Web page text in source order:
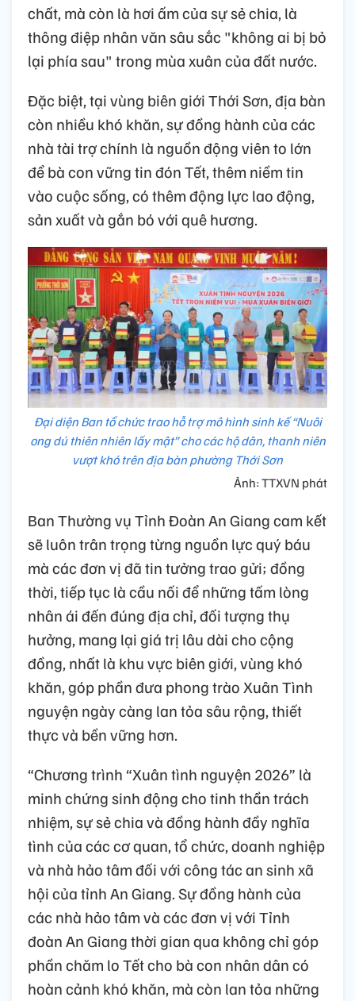
chất, mà còn là hơi ấm của sự sẻ chia, là
thông điệp nhân văn sâu sắc "không ai bị bỏ
lại phía sau" trong mùa xuân của đất nước.
Đặc biệt, tại vùng biên giới Thới Sơn, địa bàn
còn nhiều khó khăn, sự đồng hành của các
nhà tài trợ chính là nguồn động viên to lớn
để bà con vững tin đón Tết, thêm niềm tin
vào cuộc sống, có thêm động lực lao động,
sản xuất và gắn bó với quê hương.
Đại diện Ban tổ chức trao hỗ trợ mô hình sinh kế “Nuôi
ong dú thiên nhiên lấy mật” cho các hộ dân, thanh niên
vượt khó trên địa bàn phường Thới Sơn
Ảnh: TTXVN phát
Ban Thường vụ Tỉnh Đoàn An Giang cam kết
sẽ luôn trân trọng từng nguồn lực quý báu
mà các đơn vị đã tin tưởng trao gửi; đồng
thời, tiếp tục là cầu nối để những tấm lòng
nhân ái đến đúng địa chỉ, đối tượng thụ
hưởng, mang lại giá trị lâu dài cho cộng
đồng, nhất là khu vực biên giới, vùng khó
khăn, góp phần đưa phong trào Xuân Tình
nguyện ngày càng lan tỏa sâu rộng, thiết
thực và bền vững hơn.
“Chương trình “Xuân tình nguyện 2026” là
minh chứng sinh động cho tinh thần trách
nhiệm, sự sẻ chia và đồng hành đầy nghĩa
tình của các cơ quan, tổ chức, doanh nghiệp
và nhà hảo tâm đối với công tác an sinh xã
hội của tỉnh An Giang. Sự đồng hành của
các nhà hảo tâm và các đơn vị với Tỉnh
đoàn An Giang thời gian qua không chỉ góp
phần chăm lo Tết cho bà con nhân dân có
hoàn cảnh khó khăn, mà còn lan tỏa những